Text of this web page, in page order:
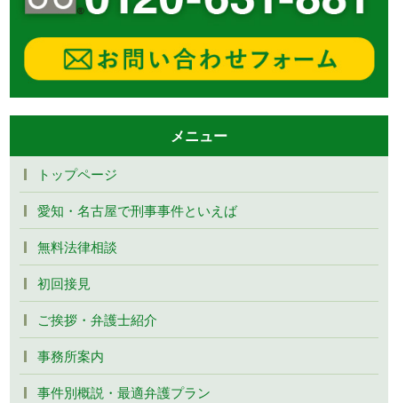
メニュー
トップページ
愛知・名古屋で刑事事件といえば
無料法律相談
初回接見
ご挨拶・弁護士紹介
事務所案内
事件別概説・最適弁護プラン